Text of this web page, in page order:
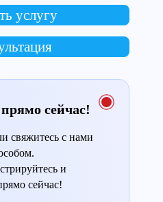
услугу
сейчас!
свяжитесь с нами
и
сейчас!